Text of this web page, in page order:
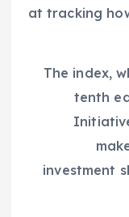
at tracking
The index,
tenth
investment